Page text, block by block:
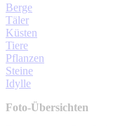
Berge
Täler
Küsten
Tiere
Pflanzen
Steine
Idylle
Foto-Übersichten